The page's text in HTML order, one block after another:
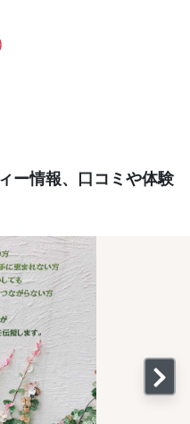
ー情報、口コミや体験